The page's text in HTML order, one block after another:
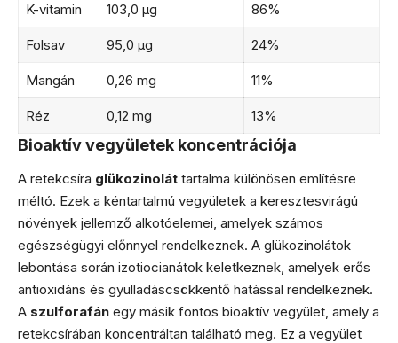
K-vitamin 103,0 μg 86%
Folsav 95,0 μg 24%
Mangán 0,26 mg 11%
Réz 0,12 mg 13%
Bioaktív vegyületek koncentrációja
A retekcsíra glükozinolát tartalma különösen említésre
méltó. Ezek a kéntartalmú vegyületek a keresztesvirágú
növények jellemző alkotóelemei, amelyek számos
egészségügyi előnnyel rendelkeznek. A glükozinolátok
lebontása során izotiocianátok keletkeznek, amelyek erős
antioxidáns és gyulladáscsökkentő hatással rendelkeznek.
A szulforafán egy másik fontos bioaktív vegyület, amely a
retekcsírában koncentráltan található meg. Ez a vegyület